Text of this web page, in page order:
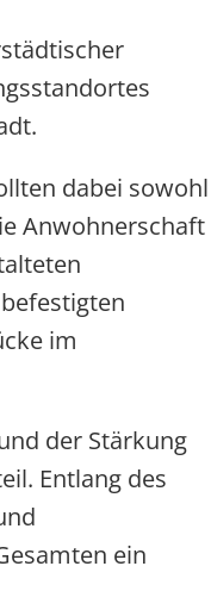
dabei sowohl
Anwohnerschaft
im
der Stärkung
Entlang des
ein